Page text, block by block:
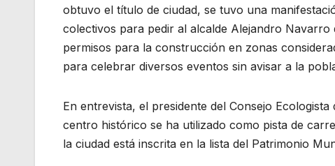
obtuvo el título de ciudad, se tuvo una
colectivos para pedir al alcalde Alejandro
permisos para la construcción en zonas
para celebrar diversos eventos sin avisar a la
En entrevista, el presidente del Consejo
centro histórico se ha utilizado como pista de
la ciudad está inscrita en la lista del Patrimonio